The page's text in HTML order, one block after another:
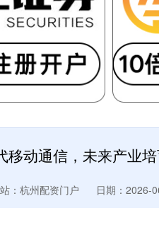
移动通信，未来产业
：杭州配资门户 日期：2026-